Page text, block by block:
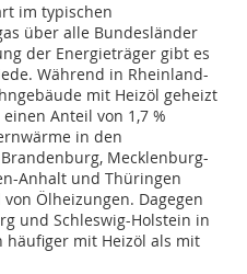
im typischen
über alle Bundesländer
der Energieträger gibt es
Während in Rheinland-
mit Heizöl geheizt
Anteil von 1,7 %
in den
Mecklenburg-
Anhalt und Thüringen
Ölheizungen. Dagegen
und Schleswig-Holstein in
mit Heizöl als mit